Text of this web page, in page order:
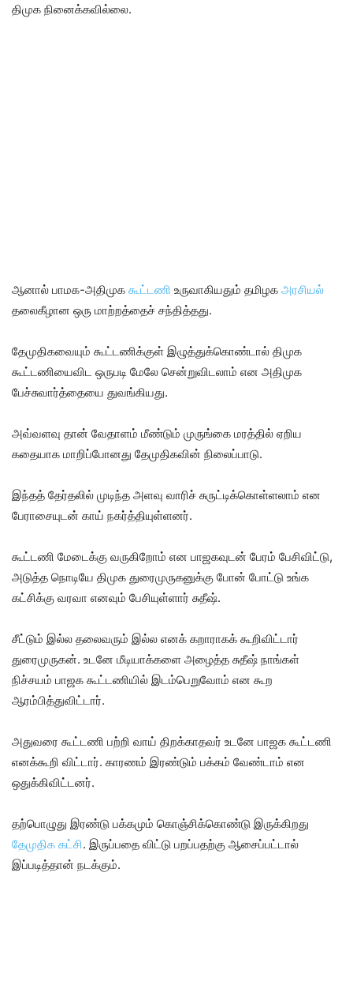
திமுக நினைக்கவில்லை.
ஆனால் பாமக-அதிமுக கூட்டணி உருவாகியதும் தமிழக அரசியல்
தலைகீழான ஒரு மாற்றத்தைச் சந்தித்தது.
தேமுதிகவையும் கூட்டணிக்குள் இழுத்துக்கொண்டால் திமுக
கூட்டணியைவிட ஒருபடி மேலே சென்றுவிடலாம் என அதிமுக
பேச்சுவார்த்தையை துவங்கியது.
அவ்வளவு தான் வேதாளம் மீண்டும் முருங்கை மரத்தில் ஏறிய
கதையாக மாறிப்போனது தேமுதிகவின் நிலைப்பாடு.
இந்தத் தேர்தலில் முடிந்த அளவு வாரிச் சுருட்டிக்கொள்ளலாம் என
பேராசையுடன் காய் நகர்த்தியுள்ளனர்.
கூட்டணி மேடைக்கு வருகிறோம் என பாஜகவுடன் பேரம் பேசிவிட்டு,
அடுத்த நொடியே திமுக துரைமுருகனுக்கு போன் போட்டு உங்க
கட்சிக்கு வரவா எனவும் பேசியுள்ளார் சுதீஷ்.
சீட்டும் இல்ல தலைவரும் இல்ல எனக் கறாராகக் கூறிவிட்டார்
துரைமுருகன். உடனே மீடியாக்களை அழைத்த சுதீஷ் நாங்கள்
நிச்சயம் பாஜக கூட்டணியில் இடம்பெறுவோம் என கூற
ஆரம்பித்துவிட்டார்.
அதுவரை கூட்டணி பற்றி வாய் திறக்காதவர் உடனே பாஜக கூட்டணி
எனக்கூறி விட்டார். காரணம் இரண்டும் பக்கம் வேண்டாம் என
ஒதுக்கிவிட்டனர்.
தற்பொழுது இரண்டு பக்கமும் கொஞ்சிக்கொண்டு இருக்கிறது
தேமுதிக கட்சி. இருப்பதை விட்டு பறப்பதற்கு ஆசைப்பட்டால்
இப்படித்தான் நடக்கும்.